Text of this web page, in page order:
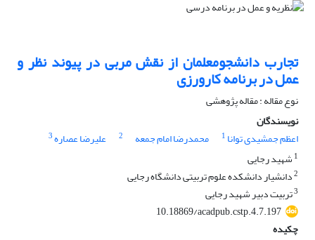
تجارب دانشجومعلمان از نقش مربی در پیوند نظر و
عمل در برنامه کارورزی
نوع مقاله : مقاله پژوهشی
نویسندگان
اعظم جمشیدی توانا 1 محمدرضا امام جمعه 2 علیرضا عصاره3
1 شهید رجایی
2دانشیار دانشکده علوم تربیتی دانشگاه رجایی
3تربیت دبیر شهید رجایی
‎10.18869/acadpub.cstp.4.7.197
چکیده